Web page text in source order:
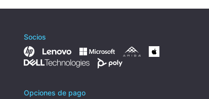
Socios
Opciones de pago